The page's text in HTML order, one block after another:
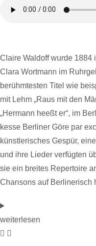
Claire Waldoff wurde 1884
Clara Wortmann im
berühmtesten Titel wie
mit Lehm „Raus mit den
„Hermann heeßt er“, im
kesse Berliner Göre par
künstlerisches Gespür,
und ihre Lieder verfügten
sie ein breites Repertoire
Chansons auf Berlinerisch
weiterlesen